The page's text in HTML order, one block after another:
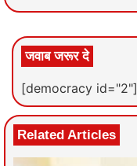
जवाब जरूर दे
[democracy id="2"]
Related Articles